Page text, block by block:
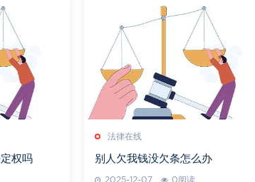
权吗
法律在线
别人欠我钱没欠条怎么办
2025-12-07 0阅读